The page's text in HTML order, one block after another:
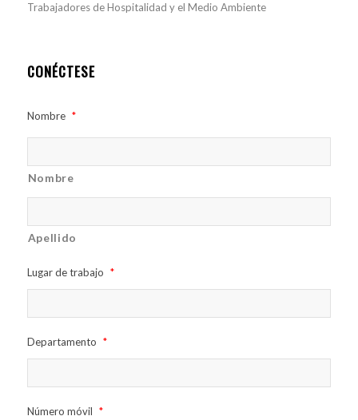
Trabajadores de Hospitalidad y el Medio Ambiente
CONÉCTESE
Nombre *
Nombre
Apellido
Lugar de trabajo *
Departamento *
Número móvil *